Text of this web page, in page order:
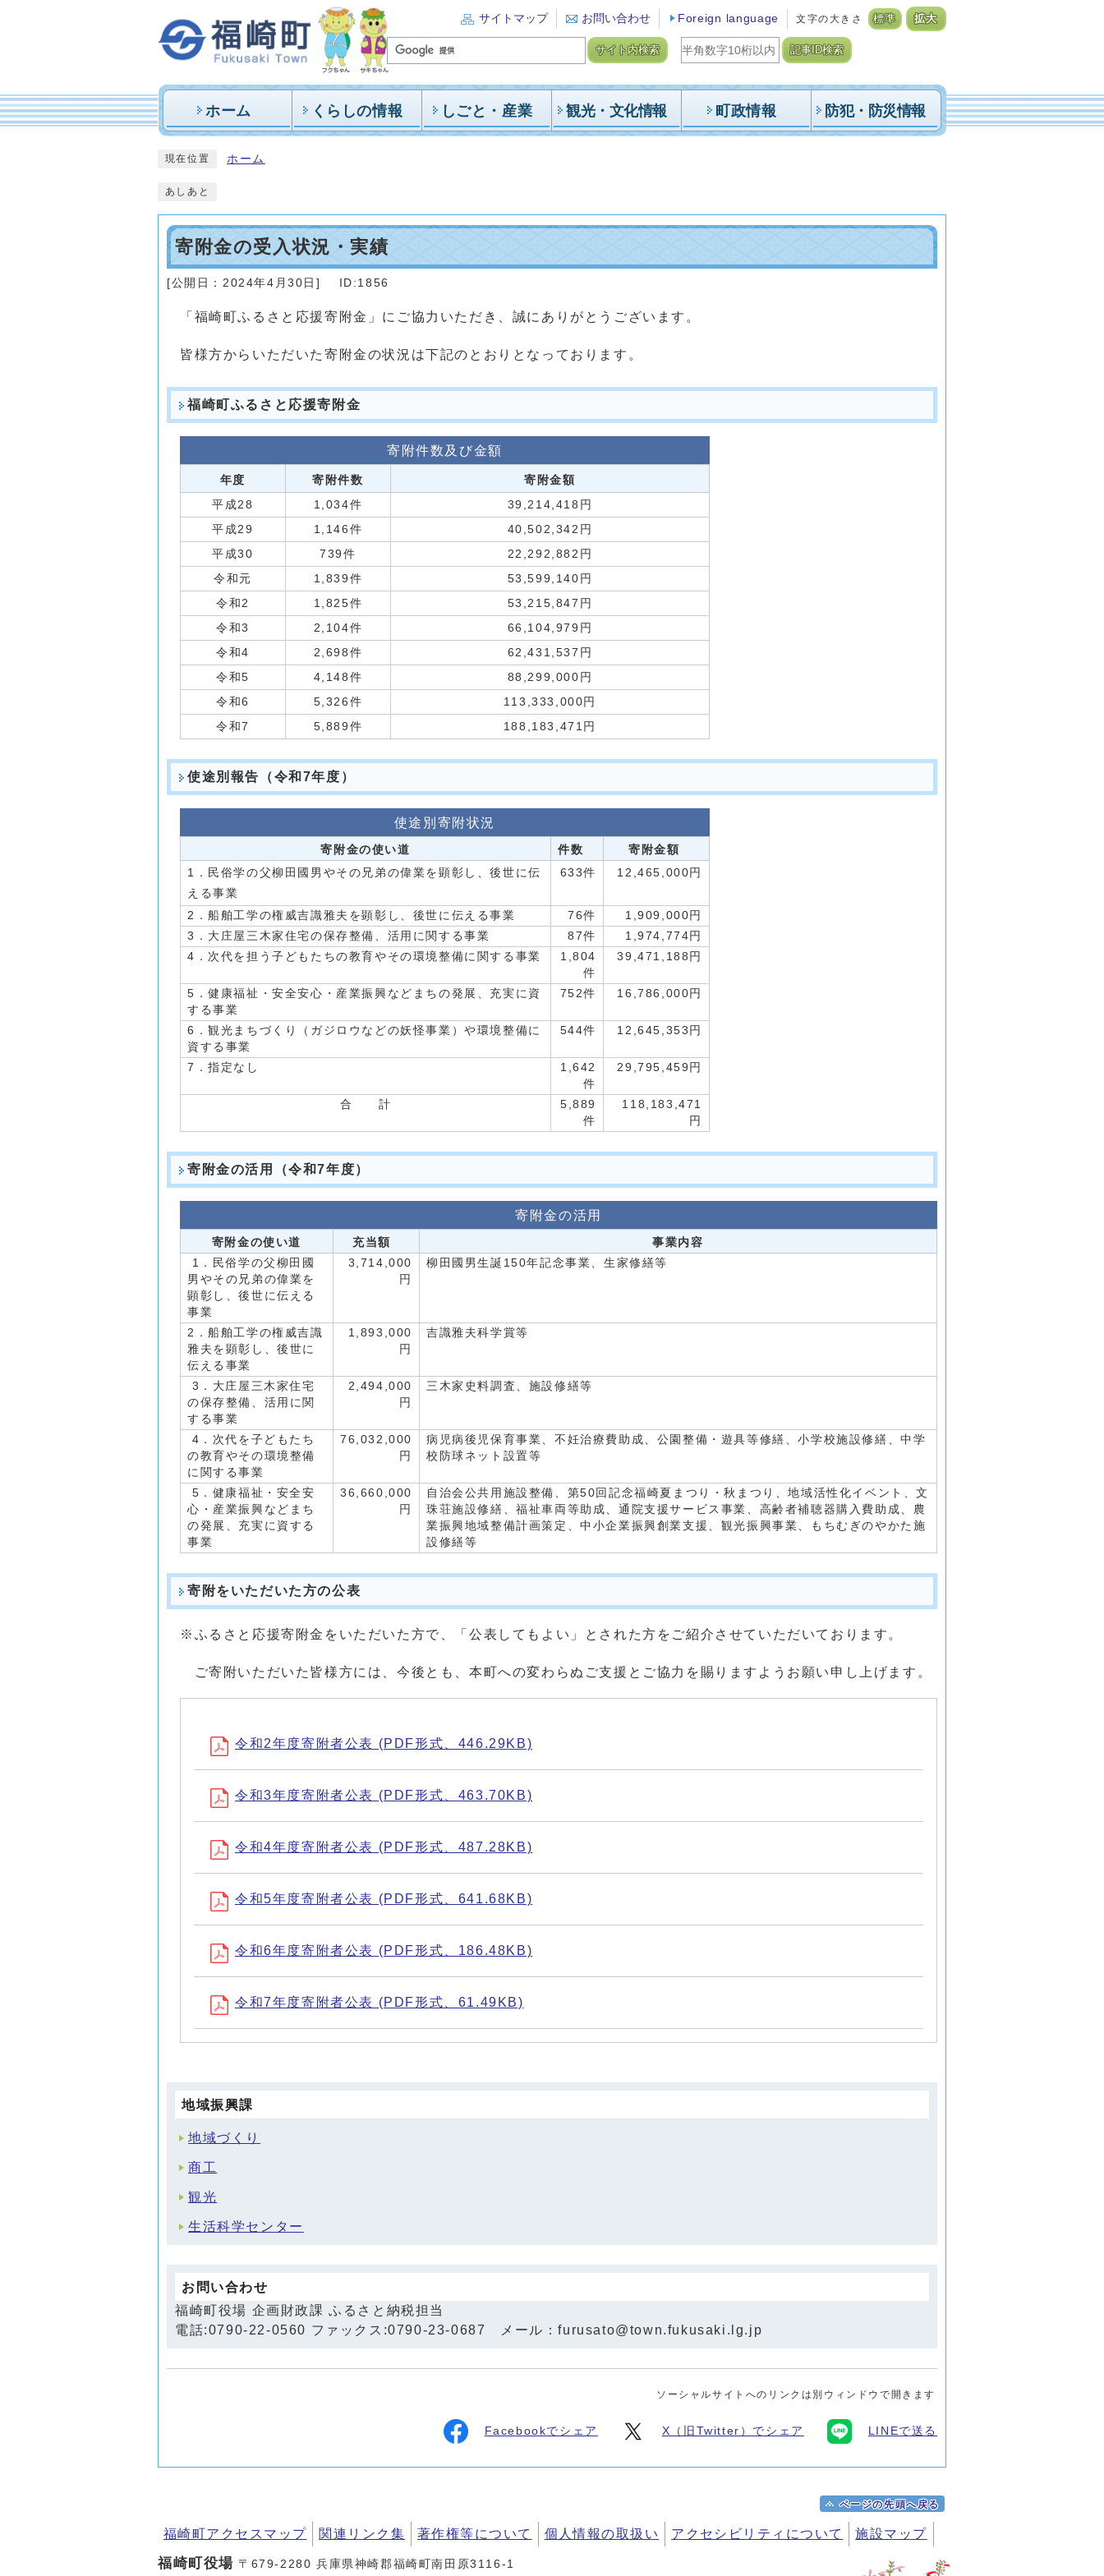
サイトマップ お問い合わせ Foreign language 文字の大きさ 標準 拡大
サイト内検索 記事ID検索
ホーム くらしの情報 しごと・産業 観光・文化情報 町政情報 防犯・防災情報
現在位置 ホーム
あしあと
寄附金の受入状況・実績
[公開日： 2024年4月30日 ] ID:1856
「福崎町ふるさと応援寄附金」にご協力いただき、誠にありがとうございます。
皆様方からいただいた寄附金の状況は下記のとおりとなっております。
福崎町ふるさと応援寄附金
寄附件数及び金額
年度 寄附件数
寄附金額
平成28
1,034件
39,214,418円
平成29
1,146件
40,502,342円
平成30
739件
22,292,882円
令和元
1,839件
53,599,140円
令和2
1,825件
53,215,847円
令和3
2,104件
66,104,979円
令和4
2,698件
62,431,537円
令和5
4,148件
88,299,000円
令和6
5,326件
113,333,000円
令和7
5,889件 188,183,471円
使途別報告（令和7年度）
使途別寄附状況
寄附金の使い道 件数
寄附金額
1．民俗学の父柳田國男やその兄弟の偉業を顕彰し、後世に伝
える事業
633件 12,465,000円
2．船舶工学の権威吉識雅夫を顕彰し、後世に伝える事業 76件
1,909,000円
3．大庄屋三木家住宅の保存整備、活用に関する事業
87件
1,974,774円
4．次代を担う子どもたちの教育やその環境整備に関する事業
1,804
件
39,471,188円
5．健康福祉・安全安心・産業振興などまちの発展、充実に資
する事業
752件 16,786,000円
6．観光まちづくり（ガジロウなどの妖怪事業）や環境整備に
資する事業
544件 12,645,353円
7．指定なし
1,642
件
29,795,459円
合 計
5,889
件
118,183,471
円
寄附金の活用（令和7年度）
寄附金の活用
寄附金の使い道 充当額
事業内容
1．民俗学の父柳田國
男やその兄弟の偉業を
顕彰し、後世に伝える
事業
3,714,000
円
柳田國男生誕150年記念事業、生家修繕等
2．船舶工学の権威吉識
雅夫を顕彰し、後世に
伝える事業
1,893,000
円
吉識雅夫科学賞等
3．大庄屋三木家住宅
の保存整備、活用に関
する事業
2,494,000
円
三木家史料調査、施設修繕等
4．次代を子どもたち
の教育やその環境整備
に関する事業
76,032,000
円
病児病後児保育事業、不妊治療費助成、公園整備・遊具等修繕、小学校施設修繕、中学
校防球ネット設置等
5．健康福祉・安全安
心・産業振興などまち
の発展、充実に資する
事業
36,660,000
円
自治会公共用施設整備、第50回記念福崎夏まつり・秋まつり、地域活性化イベント、文
珠荘施設修繕、福祉車両等助成、通院支援サービス事業、高齢者補聴器購入費助成、農
業振興地域整備計画策定、中小企業振興創業支援、観光振興事業、もちむぎのやかた施
設修繕等
寄附をいただいた方の公表
※ふるさと応援寄附金をいただいた方で、「公表してもよい」とされた方をご紹介させていただいております。
ご寄附いただいた皆様方には、今後とも、本町への変わらぬご支援とご協力を賜りますようお願い申し上げます。
令和2年度寄附者公表 (PDF形式、446.29KB)
令和3年度寄附者公表 (PDF形式、463.70KB)
令和4年度寄附者公表 (PDF形式、487.28KB)
令和5年度寄附者公表 (PDF形式、641.68KB)
令和6年度寄附者公表 (PDF形式、186.48KB)
令和7年度寄附者公表 (PDF形式、61.49KB)
地域振興課
地域づくり
商工
観光
生活科学センター
お問い合わせ
福崎町役場 企画財政課 ふるさと納税担当
電話:0790-22-0560 ファックス:0790-23-0687 メール：furusato@town.fukusaki.lg.jp
ソーシャルサイトへのリンクは別ウィンドウで開きます
Facebookでシェア X（旧Twitter）でシェア LINEで送る
ページの先頭へ戻る
福崎町アクセスマップ 関連リンク集 著作権等について 個人情報の取扱い アクセシビリティについて 施設マップ
福崎町役場 〒679-2280 兵庫県神崎郡福崎町南田原3116-1